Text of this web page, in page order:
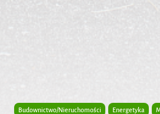
Budownictwo/Nieruchomości Energetyka